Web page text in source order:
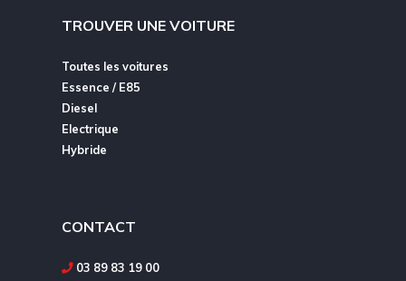
TROUVER UNE VOITURE
Toutes les voitures
Essence / E85
Diesel
Electrique
Hybride
CONTACT
03 89 83 19 00